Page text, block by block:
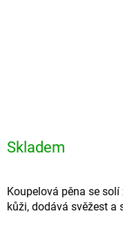
Skladem
Koupelová pěna se
kůži, dodává svěžest a